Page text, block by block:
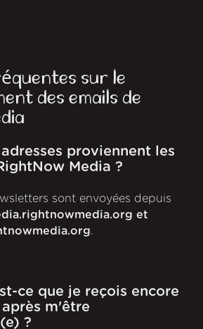
sur le
des emails de
proviennent les
Media ?
sont envoyées depuis
et
.
ce que je reçois encore
m'être
?